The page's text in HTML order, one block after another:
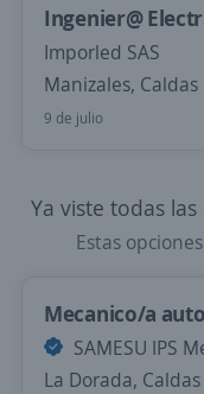
Ingenier@
Imporled SAS
Manizales, Caldas
9 de julio
Ya viste todas
Estas
Mecanico/a
SAMESU IPS
La Dorada, Caldas